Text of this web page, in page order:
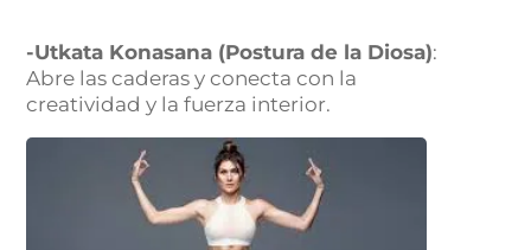
-Utkata Konasana (Postura de la Diosa):
Abre las caderas y conecta con la
creatividad y la fuerza interior.